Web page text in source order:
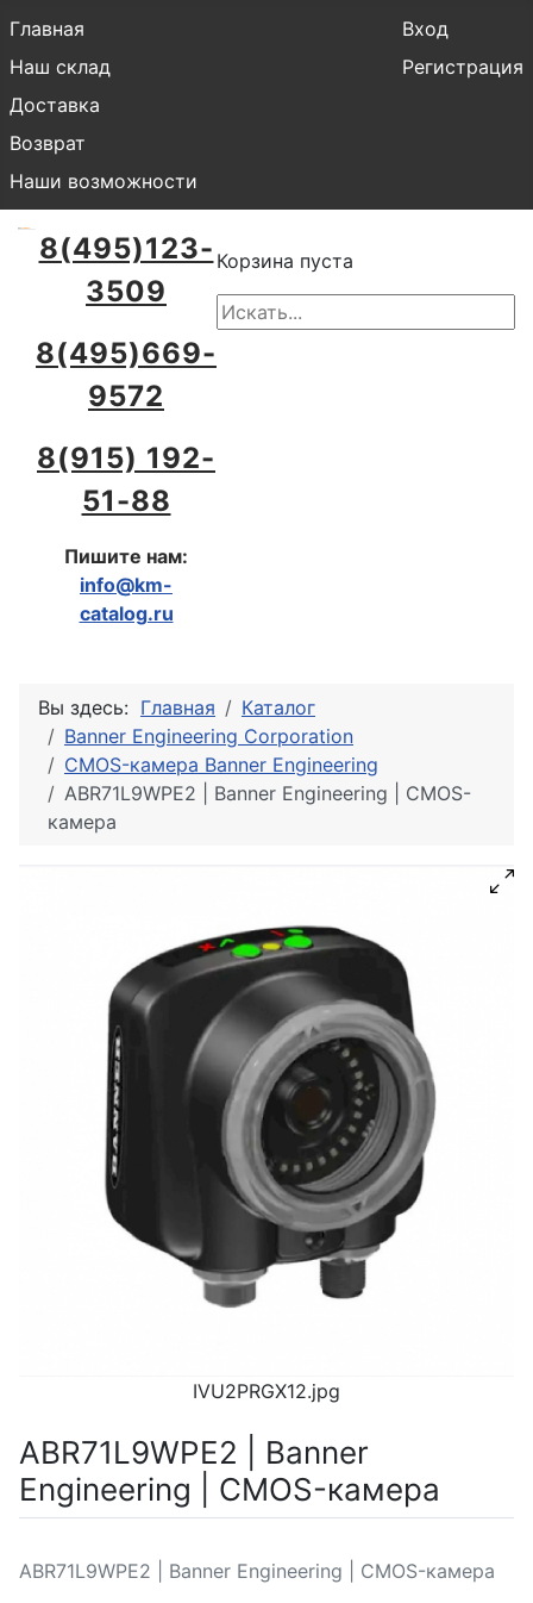
Главная
Наш склад
Доставка
Возврат
Наши возможности
Вход
Регистрация
8(495)123-
3509
8(495)669-
9572
8(915) 192-
51-88
Пишите нам:
info@km-
catalog.ru
Корзина пуста
Вы здесь: Главная
Каталог
Banner Engineering Corporation
CMOS-камера Banner Engineering
ABR71L9WPE2 | Banner Engineering | CMOS-
камера
IVU2PRGX12.jpg
ABR71L9WPE2 | Banner
Engineering | CMOS-камера
ABR71L9WPE2 | Banner Engineering | CMOS-камера